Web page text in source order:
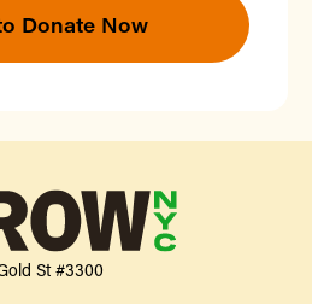
Donate Now
St #3300